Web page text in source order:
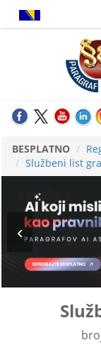
BESPLATNO
Službeni list